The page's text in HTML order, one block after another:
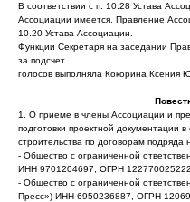
В соответствии с п. 10.28 Устава
Ассоциации имеется. Правление
10.20 Устава Ассоциации.
Функции Секретаря на заседании
за подсчет
голосов выполняла Кокорина Ксения
1. О приеме в члены Ассоциации и
подготовки проектной документации
строительства по договорам подряда
- Общество с ограниченной
ИНН 9701204697, ОГРН
- Общество с ограниченной
Пресс») ИНН 6950236887, ОГРН